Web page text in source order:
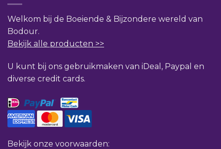
Welkom bij de Boeiende & Bijzondere wereld van
Bodour.
Bekijk alle producten >>
U kunt bij ons gebruikmaken van iDeal, Paypal en
diverse credit cards.
Bekijk onze voorwaarden: